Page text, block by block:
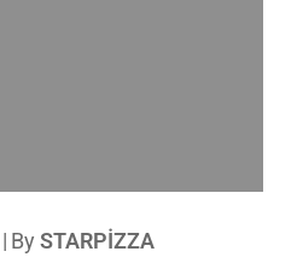
| By STARPIZZA